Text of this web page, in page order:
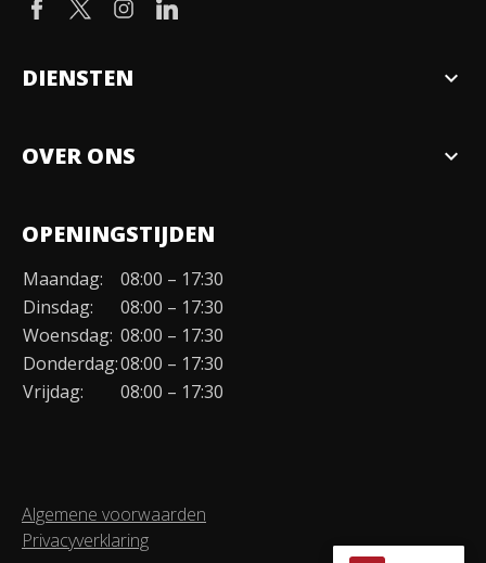
DIENSTEN expand_more
OVER ONS expand_more
Organisatie
Duurzaamheid
Werken bij
Contact
OPENINGSTIJDEN
Maandag:
08:00 – 17:30
Dinsdag:
08:00 – 17:30
Woensdag: 08:00 – 17:30
Donderdag:08:00 – 17:30
Vrijdag:
08:00 – 17:30
Algemene voorwaarden
Privacyverklaring